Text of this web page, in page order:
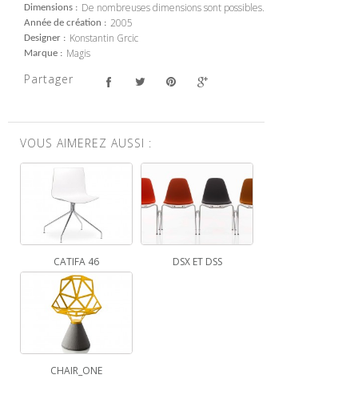
Dimensions De nombreuses dimensions sont possibles.
Année de création 2005
Designer Konstantin Grcic
Marque Magis
Partager
VOUS AIMEREZ AUSSI :
CATIFA 46 DSX ET DSS
CHAIR_ONE